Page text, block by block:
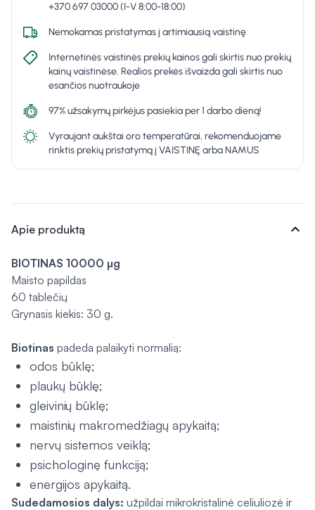
+370 697 03000 (I-V 8:00-18:00)
Nemokamas pristatymas į artimiausią vaistinę
Internetinės vaistinės prekių kainos gali skirtis nuo prekių
kainų vaistinėse. Realios prekės išvaizda gali skirtis nuo
esančios nuotraukoje
97% užsakymų pirkėjus pasiekia per 1 darbo dieną!
Vyraujant aukštai oro temperatūrai, rekomenduojame
rinktis prekių pristatymą į VAISTINĘ arba NAMUS
Apie produktą expand_more
BIOTINAS 10000 µg
Maisto papildas
60 tablečių
Grynasis kiekis: 30 g.
Biotinas padeda palaikyti normalią:
odos būklę;
plaukų būklę;
gleivinių būklę;
maistinių makromedžiagų apykaitą;
nervų sistemos veiklą;
psichologinę funkciją;
energijos apykaitą.
Sudedamosios dalys: užpildai mikrokristalinė celiuliozė ir